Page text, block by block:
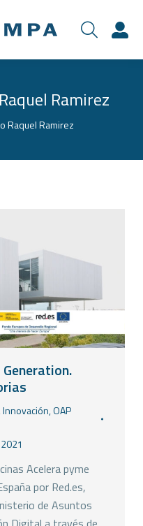
Raquel Ramirez
Raquel Ramirez
,Innovación,OAP
Acelera pyme
por Red.es,
de Asuntos